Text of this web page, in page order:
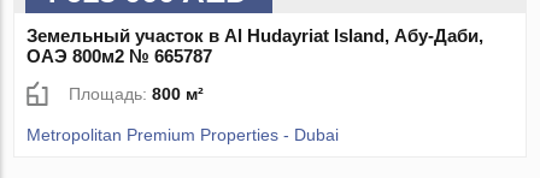
Земельный участок в Al Hudayriat Island, Абу-Даби,
ОАЭ 800м2 № 665787
Площадь:800 м²
Metropolitan Premium Properties - Dubai